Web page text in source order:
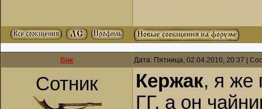
Вик Дата: Пятница, 02.04.2010, 20:37 |
Сотник Кержак, я же
ГГ, а он